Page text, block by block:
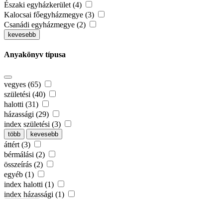
Északi egyházkerület (4)
Kalocsai főegyházmegye (3)
Csanádi egyházmegye (2)
kevesebb
Anyakönyv típusa
vegyes (65)
születési (40)
halotti (31)
házassági (29)
index születési (3)
több kevesebb
áttért (3)
bérmálási (2)
összeírás (2)
egyéb (1)
index halotti (1)
index házassági (1)